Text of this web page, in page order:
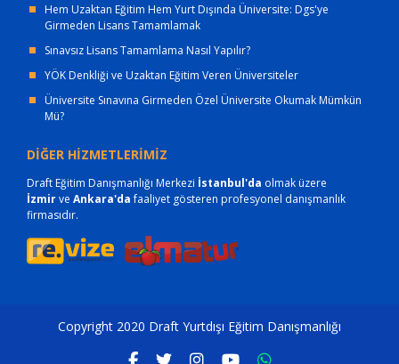
Hem Uzaktan Eğitim Hem Yurt Dışında Üniversite: Dgs'ye
Girmeden Lisans Tamamlamak
Sınavsız Lisans Tamamlama Nasıl Yapılır?
YÖK Denkliği ve Uzaktan Eğitim Veren Üniversiteler
Üniversite Sınavına Girmeden Özel Üniversite Okumak Mümkün
Mü?
DİĞER HİZMETLERİMİZ
Draft Eğitim Danışmanlığı Merkezi İstanbul'da olmak üzere
İzmirve Ankara'dafaaliyet gösteren profesyonel danışmanlık
firmasıdır.
Copyright 2020 Draft Yurtdışı Eğitim Danışmanlığı